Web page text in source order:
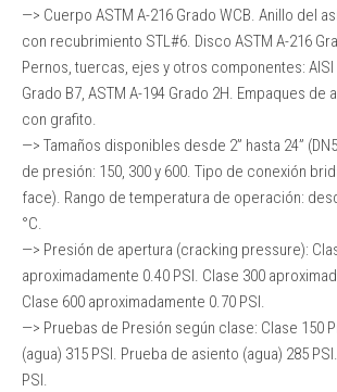
—> Cuerpo ASTM A-216 Grado WCB. Anillo del
con recubrimiento STL#6. Disco ASTM A-216
Pernos, tuercas, ejes y otros componentes: AISI
Grado B7, ASTM A-194 Grado 2H. Empaques de
con grafito.
—> Tamaños disponibles desde 2” hasta 24”
de presión: 150, 300 y 600. Tipo de conexión
face). Rango de temperatura de operación:
°C.
—> Presión de apertura (cracking pressure):
aproximadamente 0.40 PSI. Clase 300
Clase 600 aproximadamente 0.70 PSI.
—> Pruebas de Presión según clase: Clase 150
(agua) 315 PSI. Prueba de asiento (agua) 285
PSI.